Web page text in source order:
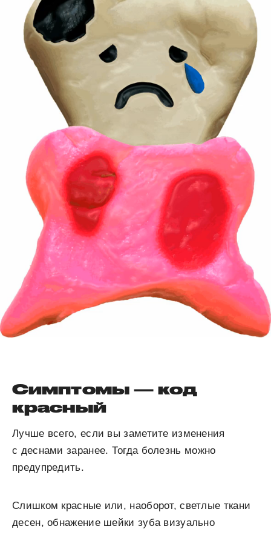
Симптомы — код
красный
Лучше всего, если вы заметите изменения
с деснами заранее. Тогда болезнь можно
предупредить.
Слишком красные или, наоборот, светлые ткани
десен, обнажение шейки зуба визуально